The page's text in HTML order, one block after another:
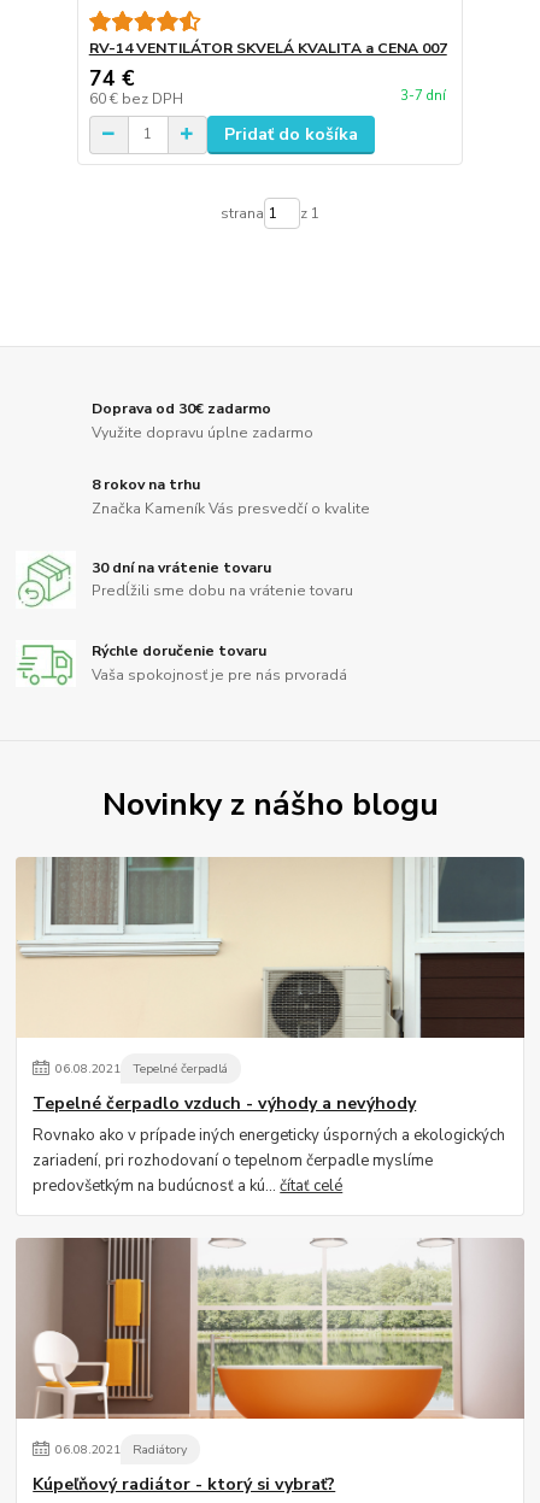
RV-14 VENTILÁTOR SKVELÁ KVALITA a CENA 007
74 €
60 € bez DPH 3-7 dní
Pridať do košíka
strana z 1
Doprava od 30€ zadarmo
Využite dopravu úplne zadarmo
8 rokov na trhu
Značka Kameník Vás presvedčí o kvalite
30 dní na vrátenie tovaru
Predĺžili sme dobu na vrátenie tovaru
Rýchle doručenie tovaru
Vaša spokojnosť je pre nás prvoradá
Novinky z nášho blogu
06.08.2021 Tepelné čerpadlá
Tepelné čerpadlo vzduch - výhody a nevýhody
Rovnako ako v prípade iných energeticky úsporných a ekologických
zariadení, pri rozhodovaní o tepelnom čerpadle myslíme
predovšetkým na budúcnosť a kú...čítať celé
06.08.2021 Radiátory
Kúpeľňový radiátor - ktorý si vybrať?